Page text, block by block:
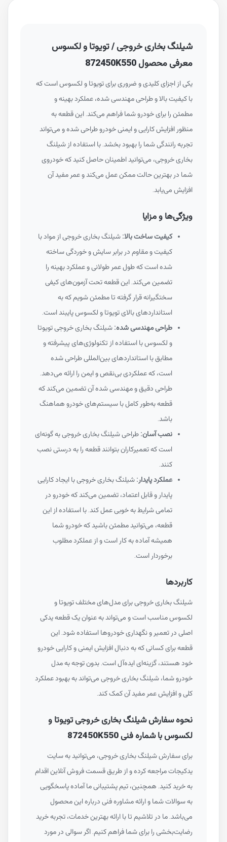
شیلنگ بخاری خروجی / تویوتا و لکسوس
معرفی محصول 872450K550
یکی از اجزای کلیدی و ضروری برای تویوتا و لکسوس است که
با کیفیت بالا و طراحی مهندسی شده، عملکرد بهینه و
مطمئن را برای خودرو شما فراهم می‌کند. این قطعه به
منظور افزایش کارایی و ایمنی خودرو طراحی شده و می‌تواند
تجربه رانندگی شما را بهبود بخشد. با استفاده از شیلنگ
بخاری خروجی، می‌توانید اطمینان حاصل کنید که خودروی
شما در بهترین حالت ممکن عمل می‌کند و عمر مفید آن
افزایش می‌یابد.
ویژگی‌ها و مزایا
کیفیت ساخت بالا:شیلنگ بخاری خروجی از مواد با
کیفیت و مقاوم در برابر سایش و خوردگی ساخته
شده است که طول عمر طولانی و عملکرد بهینه را
تضمین می‌کند. این قطعه تحت آزمون‌های کیفی
سختگیرانه قرار گرفته تا مطمئن شویم که به
استانداردهای بالای تویوتا و لکسوس پایبند است.
طراحی مهندسی شده:شیلنگ بخاری خروجی تویوتا
و لکسوس با استفاده از تکنولوژی‌های پیشرفته و
مطابق با استانداردهای بین‌المللی طراحی شده
است، که عملکردی بی‌نقص و ایمن را ارائه می‌دهد.
طراحی دقیق و مهندسی شده آن تضمین می‌کند که
قطعه به‌طور کامل با سیستم‌های خودرو هماهنگ
باشد.
نصب آسان:طراحی شیلنگ بخاری خروجی به گونه‌ای
است که تعمیرکاران بتوانند قطعه را به درستی نصب
کنند.
عملکرد پایدار:شیلنگ بخاری خروجی با ایجاد کارایی
پایدار و قابل اعتماد، تضمین می‌کند که خودرو در
تمامی شرایط به خوبی عمل کند. با استفاده از این
قطعه، می‌توانید مطمئن باشید که خودرو شما
همیشه آماده به کار است و از عملکرد مطلوب
برخوردار است.
کاربردها
شیلنگ بخاری خروجی برای مدل‌های مختلف تویوتا و
لکسوس مناسب است و می‌تواند به عنوان یک قطعه یدکی
اصلی در تعمیر و نگهداری خودروها استفاده شود. این
قطعه برای کسانی که به دنبال افزایش ایمنی و کارایی خودرو
خود هستند، گزینه‌ای ایده‌آل است. بدون توجه به مدل
خودرو شما، شیلنگ بخاری خروجی می‌تواند به بهبود عملکرد
کلی و افزایش عمر مفید آن کمک کند.
نحوه سفارش شیلنگ بخاری خروجی تویوتا و
لکسوس با شماره فنی 872450K550
برای سفارش شیلنگ بخاری خروجی، می‌توانید به سایت
یدکیجات مراجعه کرده و از طریق قسمت فروش آنلاین اقدام
به خرید کنید. همچنین، تیم پشتیبانی ما آماده پاسخگویی
به سوالات شما و ارائه مشاوره فنی درباره این محصول
می‌باشد. ما در تلاشیم تا با ارائه بهترین خدمات، تجربه خرید
رضایت‌بخشی را برای شما فراهم کنیم. اگر سوالی در مورد